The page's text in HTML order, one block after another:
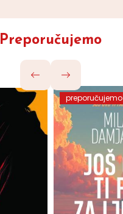
Preporučujemo
preporučujemo